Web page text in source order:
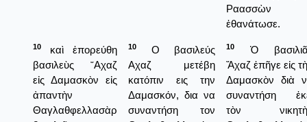
Ραασσὼν
ἐθανάτωσε.
10
καὶ ἐπορεύθη
βασιλεὺς ῎Αχαζ
εἰς Δαμασκὸν εἰς
ἀπαντὴν
Θαγλαθφελλασὰρ
10
Ο βασιλεύς
Αχαζ μετέβη
κατόπιν εις την
Δαμασκόν, δια να
συναντήση τον
10
Ὁ
Ἄχαζ ἐπῆγε εἰς
Δαμασκὸν διὰ
συναντήση
τὸν